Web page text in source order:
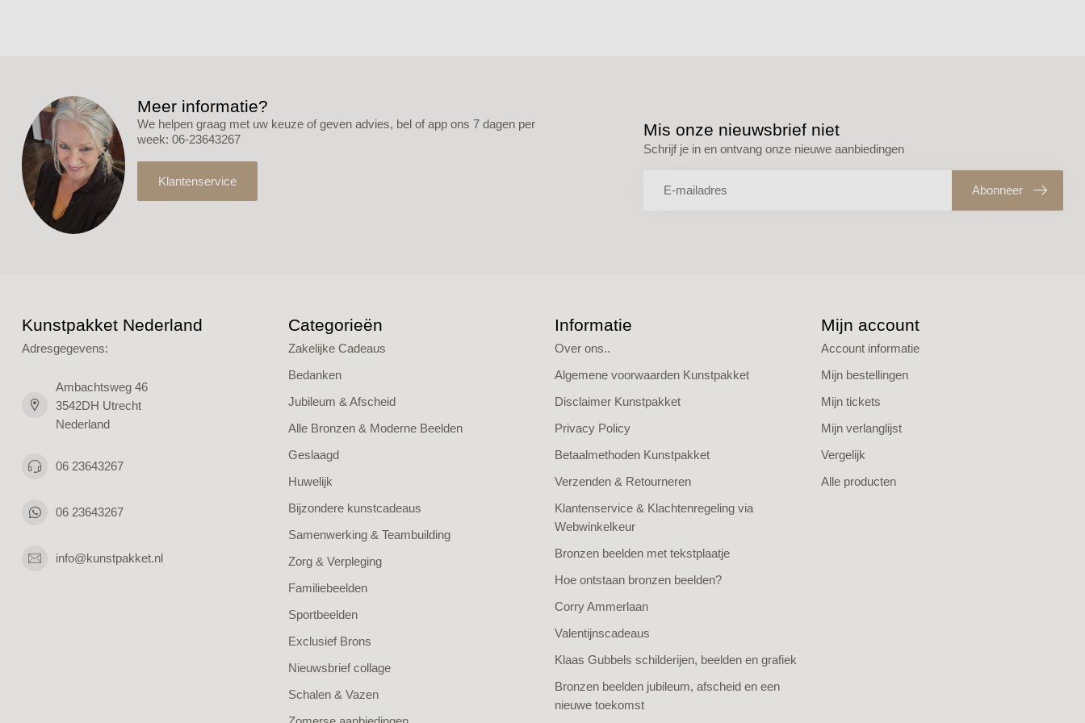
Meer informatie?
We helpen graag met uw keuze of geven advies, bel of app ons 7 dagen per
week: 06-23643267
Klantenservice
Mis onze nieuwsbrief niet
Schrijf je in en ontvang onze nieuwe aanbiedingen
Abonneer
Kunstpakket Nederland
Adresgegevens:
Ambachtsweg 46
3542DH Utrecht
Nederland
06 23643267
06 23643267
info@kunstpakket.nl
Categorieën
Zakelijke Cadeaus
Bedanken
Jubileum & Afscheid
Alle Bronzen & Moderne Beelden
Geslaagd
Huwelijk
Bijzondere kunstcadeaus
Samenwerking & Teambuilding
Zorg & Verpleging
Familiebeelden
Sportbeelden
Exclusief Brons
Nieuwsbrief collage
Schalen & Vazen
Informatie
Over ons..
Algemene voorwaarden Kunstpakket
Disclaimer Kunstpakket
Privacy Policy
Betaalmethoden Kunstpakket
Verzenden & Retourneren
Klantenservice & Klachtenregeling via
Webwinkelkeur
Bronzen beelden met tekstplaatje
Hoe ontstaan bronzen beelden?
Corry Ammerlaan
Valentijnscadeaus
Klaas Gubbels schilderijen, beelden en grafiek
Bronzen beelden jubileum, afscheid en een
nieuwe toekomst
Mijn account
Account informatie
Mijn bestellingen
Mijn tickets
Mijn verlanglijst
Vergelijk
Alle producten